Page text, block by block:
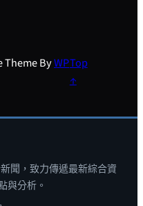
Theme ByWPTop
↑
聞，致力傳遞最新綜合資
與分析。